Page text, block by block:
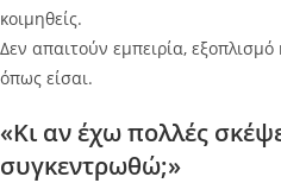
κοιμηθείς.
Δεν απαιτούν εμπειρία,
όπως είσαι.
«Κι αν έχω πολλές
συγκεντρωθώ;»